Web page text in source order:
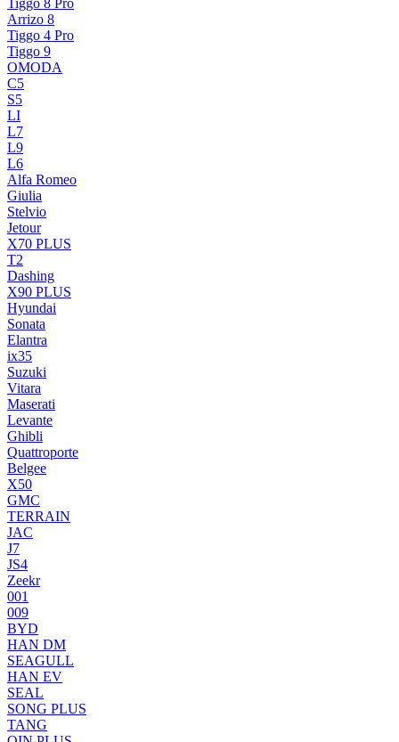
Tiggo 8 Pro
Arrizo 8
Tiggo 4 Pro
Tiggo 9
OMODA
C5
S5
LI
L7
L9
L6
Alfa Romeo
Giulia
Stelvio
Jetour
X70 PLUS
T2
Dashing
X90 PLUS
Hyundai
Sonata
Elantra
ix35
Suzuki
Vitara
Maserati
Levante
Ghibli
Quattroporte
Belgee
X50
GMC
TERRAIN
JAC
J7
JS4
Zeekr
001
009
BYD
HAN DM
SEAGULL
HAN EV
SEAL
SONG PLUS
TANG